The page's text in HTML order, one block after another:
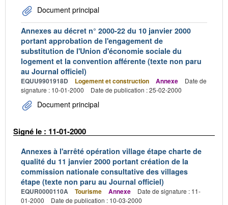
Document principal
Annexes au décret n° 2000-22 du 10 janvier 2000
portant approbation de l'engagement de
substitution de l'Union d'économie sociale du
logement et la convention afférente (texte non paru
au Journal officiel)
EQUU9901918D Logement et construction Annexe
Date de
signature : 10-01-2000
Date de publication : 25-02-2000
Document principal
Signé le : 11-01-2000
Annexes à l'arrêté opération village étape charte de
qualité du 11 janvier 2000 portant création de la
commission nationale consultative des villages
étape (texte non paru au Journal officiel)
EQUR0000110A Tourisme Annexe
Date de signature : 11-
01-2000
Date de publication : 10-03-2000